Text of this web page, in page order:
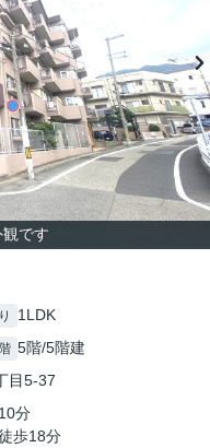
観です
1LDK
5階/5階建
目5-37
分
歩18分